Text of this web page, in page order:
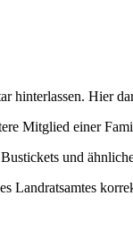
hinterlassen. Hier
Mitglied einer
und
Landratsamtes